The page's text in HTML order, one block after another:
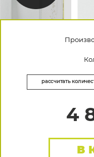
рассчитать
4
В